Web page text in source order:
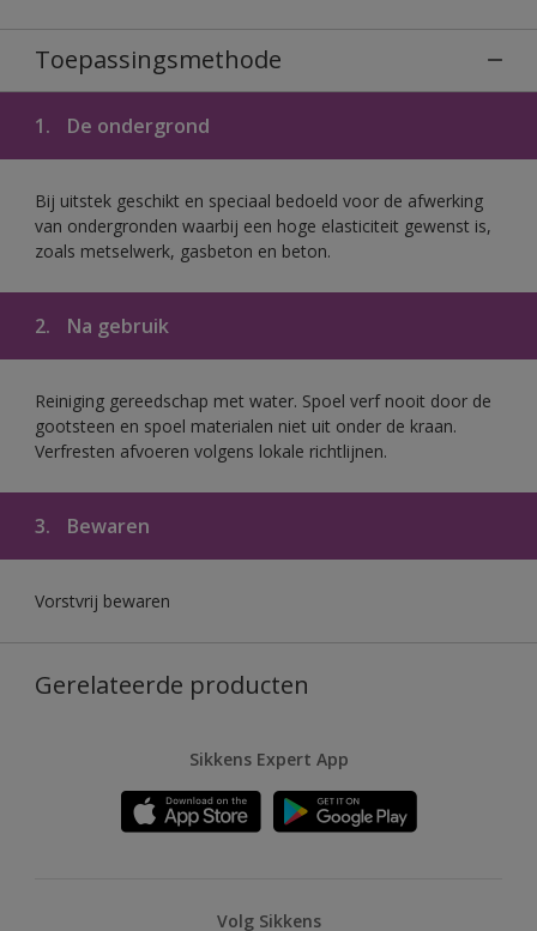
Toepassingsmethode
1. De ondergrond
Bij uitstek geschikt en speciaal bedoeld voor de afwerking
van ondergronden waarbij een hoge elasticiteit gewenst is,
zoals metselwerk, gasbeton en beton.
2. Na gebruik
Reiniging gereedschap met water. Spoel verf nooit door de
gootsteen en spoel materialen niet uit onder de kraan.
Verfresten afvoeren volgens lokale richtlijnen.
3. Bewaren
Vorstvrij bewaren
Gerelateerde producten
Sikkens Expert App
Volg Sikkens